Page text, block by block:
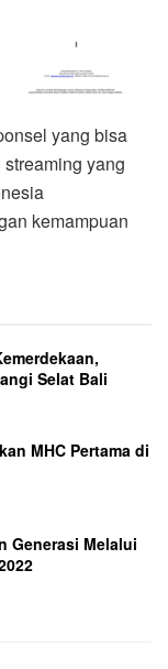
yang bisa
yang
kemampuan
Selat Bali
MHC Pertama di
Generasi Melalui